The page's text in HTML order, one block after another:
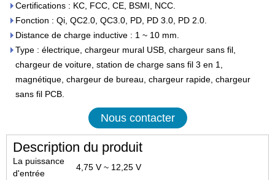
Certifications : KC, FCC, CE, BSMI, NCC.
Fonction : Qi, QC2.0, QC3.0, PD, PD 3.0, PD 2.0.
Distance de charge inductive : 1 ~ 10 mm.
Type : électrique, chargeur mural USB, chargeur sans fil,
chargeur de voiture, station de charge sans fil 3 en 1,
magnétique, chargeur de bureau, chargeur rapide, chargeur
sans fil PCB.
Nous contacter
Description du produit
La puissance
d'entrée
4,75 V ~ 12,25 V